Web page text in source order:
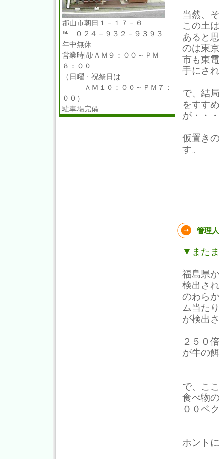
当然、
この土
あると
のは東
市も東
手にさ
で、結
をすす
が・・
仮置き
す。
管理
▼また
福島県
検出さ
のわら
ム当た
が検出
２５０
が牛の
で、こ
食べ物
００ベ
ホント
郡山市朝日１－１７－６
℡ ０２４－９３２－９３９３
年中無休
営業時間/ＡＭ９：００～ＰＭ
８：００
（日曜・祝祭日は
ＡＭ１０：００～ＰＭ７：
００）
駐車場完備